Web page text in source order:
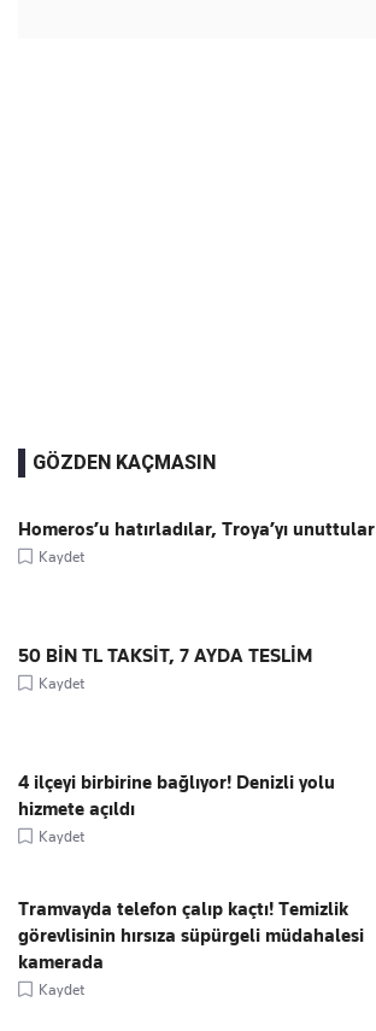
GÖZDEN KAÇMASIN
Homeros’u hatırladılar, Troya’yı unuttular
Kaydet
50 BİN TL TAKSİT, 7 AYDA TESLİM
Kaydet
4 ilçeyi birbirine bağlıyor! Denizli yolu
hizmete açıldı
Kaydet
Tramvayda telefon çalıp kaçtı! Temizlik
görevlisinin hırsıza süpürgeli müdahalesi
kamerada
Kaydet